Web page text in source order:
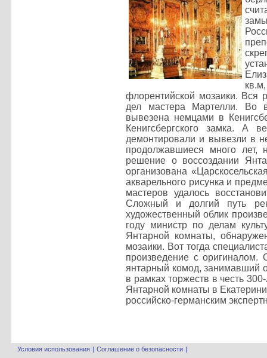
флорентийской мозаики. Вся
дел мастера Мартелли. Во
вывезена немцами в
Кенигсбергского замка. А
демонтировали и вывезли в
продолжавшиеся много
решение о воссоздании
организована
акварельного рисунка и
мастеров удалось
Сложный и долгий путь
художественный облик
году министр по делам
Янтарной комнаты,
мозаики. Вот тогда
произведение с оригиналом.
янтарный комод, занимавший
в рамках торжеств в честь
Янтарной комнаты в
российско-германским
Условия использования | Соглашение о безопасности |